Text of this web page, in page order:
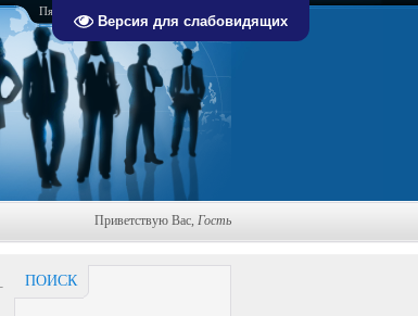
Версия для слабовидящих
Пятница, 07.08.2026, 19:36
Приветствую Вас, Гость
ПОИСК